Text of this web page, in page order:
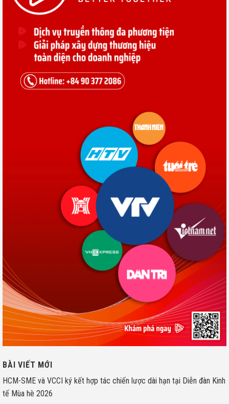
BÀI VIẾT MỚI
HCM-SME và VCCI ký kết hợp tác chiến lược dài hạn tại Diễn đàn Kinh
tế Mùa hè 2026